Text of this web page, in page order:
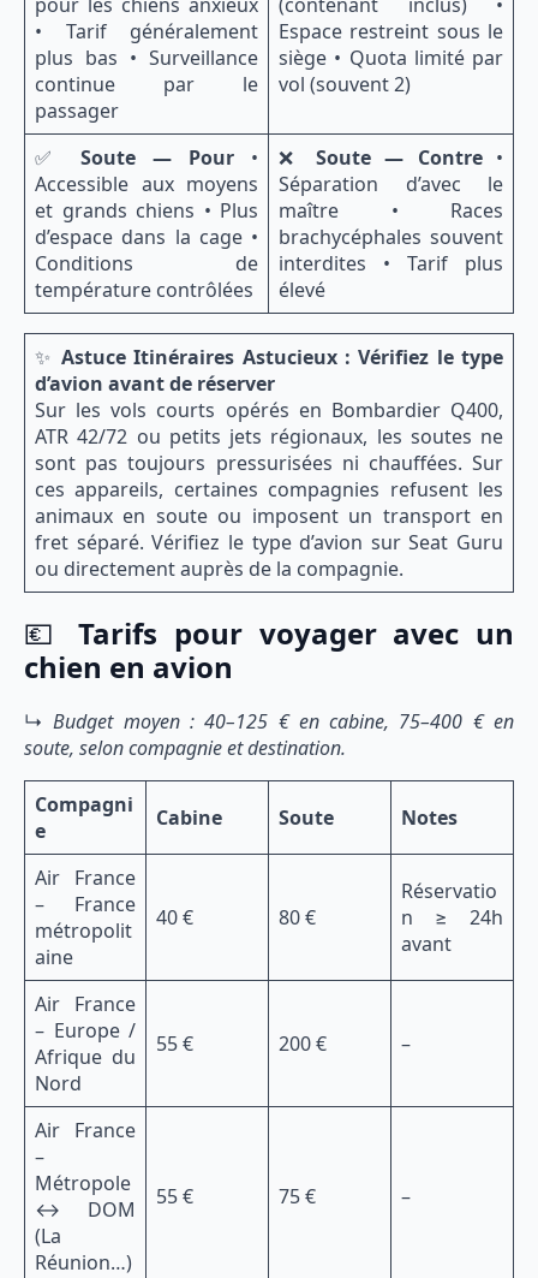
pour les chiens anxieux
• Tarif généralement
plus bas • Surveillance
continue par le
passager
(contenant inclus) •
Espace restreint sous le
siège • Quota limité par
vol (souvent 2)
✅ Soute — Pour •
Accessible aux moyens
et grands chiens • Plus
d’espace dans la cage •
Conditions de
température contrôlées
❌ Soute — Contre•
Séparation d’avec le
maître • Races
brachycéphales souvent
interdites • Tarif plus
élevé
✨ Astuce Itinéraires Astucieux : Vérifiez le type
d’avion avant de réserver
Sur les vols courts opérés en Bombardier Q400,
ATR 42/72 ou petits jets régionaux, les soutes ne
sont pas toujours pressurisées ni chauffées. Sur
ces appareils, certaines compagnies refusent les
animaux en soute ou imposent un transport en
fret séparé. Vérifiez le type d’avion sur Seat Guru
ou directement auprès de la compagnie.
💶Tarifs pour voyager avec un
chien en avion
↳Budget moyen : 40–125 € en cabine, 75–400 € en
soute, selon compagnie et destination.
Compagni
e
Cabine Soute Notes
Air France
– France
métropolit
aine
40 € 80 €
Réservatio
n ≥ 24h
avant
Air France
– Europe /
Afrique du
Nord
55 € 200 € –
Air France
–
Métropole
↔ DOM
(La
Réunion…)
55 € 75 € –